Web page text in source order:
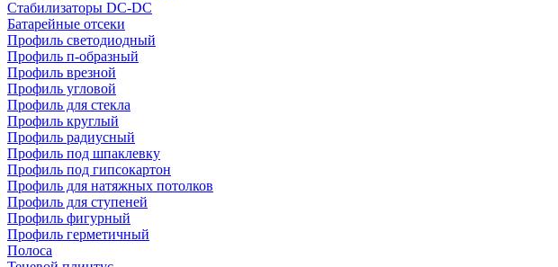
Стабилизаторы DC-DC
Батарейные отсеки
Профиль светодиодный
Профиль п-образный
Профиль врезной
Профиль угловой
Профиль для стекла
Профиль круглый
Профиль радиусный
Профиль под шпаклевку
Профиль под гипсокартон
Профиль для натяжных потолков
Профиль для ступеней
Профиль фигурный
Профиль герметичный
Полоса